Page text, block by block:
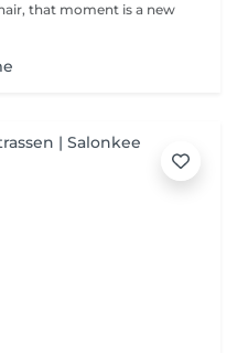
that moment is a new